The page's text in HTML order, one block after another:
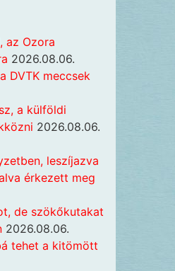
az Ozora
2026.08.06.
DVTK meccsek
a külföldi
2026.08.06.
leszíjazva
érkezett meg
de szökőkutakat
2026.08.06.
tehet a kitömött